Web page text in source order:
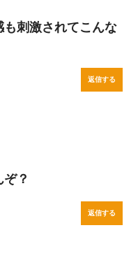
刺激されてこんな
返信する
？
返信する